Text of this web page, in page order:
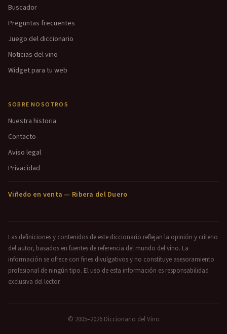
Buscador
Preguntas frecuentes
Juego del diccionario
Noticias del vino
Widget para tu web
SOBRE NOSOTROS
Nuestra historia
Contacto
Aviso legal
Privacidad
Viñedo en venta — Ribera del Duero
Las definiciones y contenidos de este diccionario reflejan la opinión y criterio
del autor, basados en fuentes de referencia del mundo del vino. La
información se ofrece con fines divulgativos y no constituye asesoramiento
profesional de ningún tipo. El uso de esta información es responsabilidad
exclusiva del lector.
© 2005–2026 Diccionario del Vino